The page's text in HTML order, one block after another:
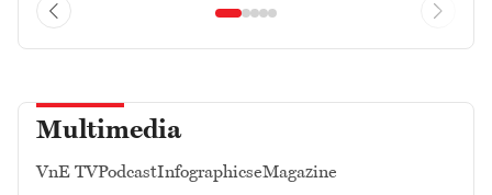
Multimedia
VnE TVPodcastInfographicseMagazine